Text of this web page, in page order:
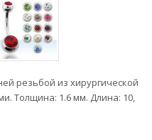
резьбой из хирургической
Толщина: 1.6 мм. Длина: 10,